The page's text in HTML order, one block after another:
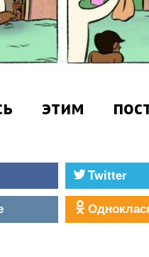
этим
Twitter